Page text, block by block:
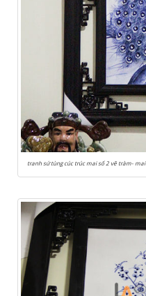
tranh sứ tùng cúc trúc mai số 2 vẽ tràm- mai